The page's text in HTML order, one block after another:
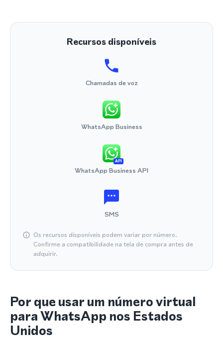
Recursos disponíveis
Chamadas de voz
WhatsApp Business
API
WhatsApp Business API
SMS
Os recursos disponíveis podem variar por número.
Confirme a compatibilidade na tela de compra antes de
adquirir.
Por que usar um número virtual
para WhatsApp nos Estados
Unidos